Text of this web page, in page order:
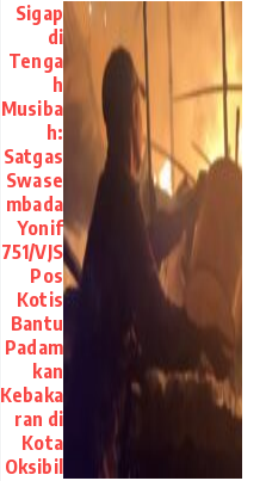
Sigap
di
Tenga
h
Musiba
h:
Satgas
Swase
mbada
Yonif
751/VJS
Pos
Kotis
Bantu
Padam
kan
Kebaka
ran di
Kota
Oksibil